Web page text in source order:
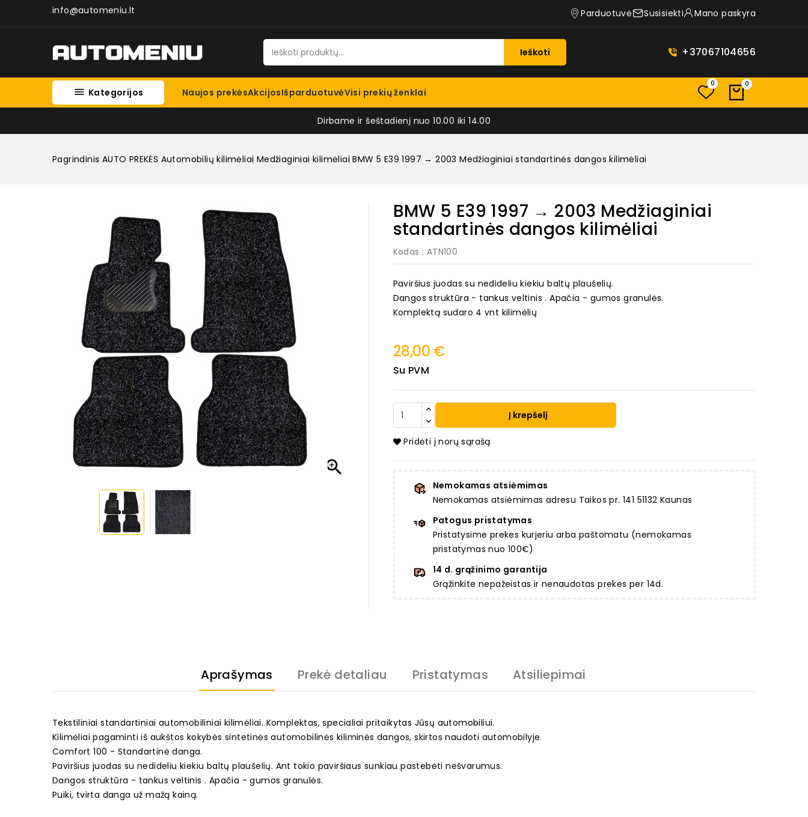
info@automeniu.lt Parduotuvė Susisiekti Mano paskyra
Ieškoti +37067104656
 Kategorijos Naujos prekėsAkcijosIšparduotuvėVisi prekių ženklai
0 0
Dirbame ir šeštadienį nuo 10.00 iki 14.00
Pagrindinis AUTO PREKĖS Automobilių kilimėliai Medžiaginiai kilimėliai BMW 5 E39 1997 → 2003 Medžiaginiai standartinės dangos kilimėliai

BMW 5 E39 1997 → 2003 Medžiaginiai
standartinės dangos kilimėliai
Kodas : ATN100
Paviršius juodas su nedideliu kiekiu baltų plaušelių.
Dangos struktūra - tankus veltinis . Apačia - gumos granulės.
Komplektą sudaro 4 vnt kilimėlių
28,00 €
Su PVM
Į krepšelį
Pridėti į norų sąrašą
Nemokamas atsiėmimas
Nemokamas atsiėmimas adresu Taikos pr. 141 51132 Kaunas
Patogus pristatymas
Pristatysime prekes kurjeriu arba paštomatu (nemokamas
pristatymas nuo 100€)
14 d. grąžinimo garantija
Grąžinkite nepažeistas ir nenaudotas prekes per 14d.
Aprašymas Prekė detaliau Pristatymas Atsiliepimai
Tekstiliniai standartiniai automobiliniai kilimėliai. Komplektas, specialiai pritaikytas Jūsų automobiliui.
Kilimėliai pagaminti iš aukštos kokybės sintetinės automobilinės kiliminės dangos, skirtos naudoti automobilyje.
Comfort 100 - Standartinė danga.
Paviršius juodas su nedideliu kiekiu baltų plaušelių. Ant tokio paviršiaus sunkiau pastebėti nešvarumus.
Dangos struktūra - tankus veltinis . Apačia - gumos granulės.
Puiki, tvirta danga už mažą kainą.